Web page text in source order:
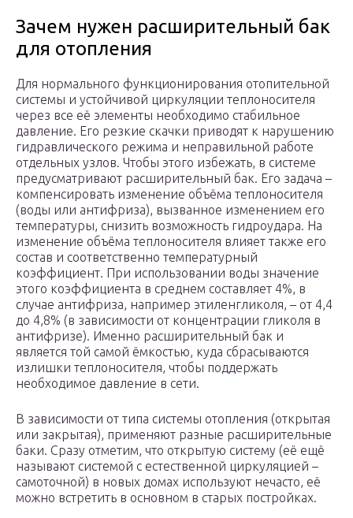
Зачем нужен расширительный бак
для отопления
Для нормального функционирования отопительной
системы и устойчивой циркуляции теплоносителя
через все её элементы необходимо стабильное
давление. Его резкие скачки приводят к нарушению
гидравлического режима и неправильной работе
отдельных узлов. Чтобы этого избежать, в системе
предусматривают расширительный бак. Его задача –
компенсировать изменение объёма теплоносителя
(воды или антифриза), вызванное изменением его
температуры, снизить возможность гидроудара. На
изменение объёма теплоносителя влияет также его
состав и соответственно температурный
коэффициент. При использовании воды значение
этого коэффициента в среднем составляет 4%, в
случае антифриза, например этиленгликоля, – от 4,4
до 4,8% (в зависимости от концентрации гликоля в
антифризе). Именно расширительный бак и
является той самой ёмкостью, куда сбрасываются
излишки теплоносителя, чтобы поддержать
необходимое давление в сети.
В зависимости от типа системы отопления (открытая
или закрытая), применяют разные расширительные
баки. Сразу отметим, что открытую систему (её ещё
называют системой с естественной циркуляцией –
самоточной) в новых домах используют нечасто, её
можно встретить в основном в старых постройках.